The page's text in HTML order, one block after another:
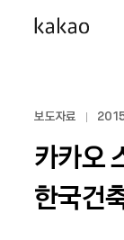
보도자료
카카오
한국건